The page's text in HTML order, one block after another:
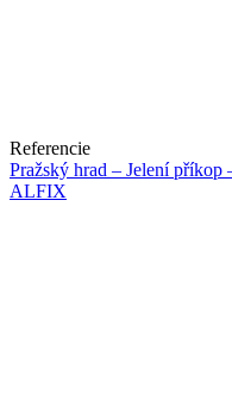
Referencie
Pražský hrad – Jelení příkop
ALFIX